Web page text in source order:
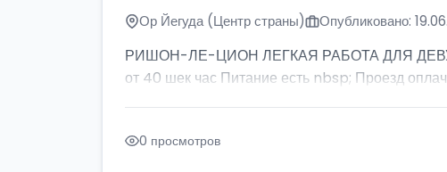
Ор Йегуда (Центр страны) Опубликовано:
РИШОН-ЛЕ-ЦИОН ЛЕГКАЯ РАБОТА ДЛЯ
от 40 шек час Питание есть nbsp; Проезд
0 просмотров